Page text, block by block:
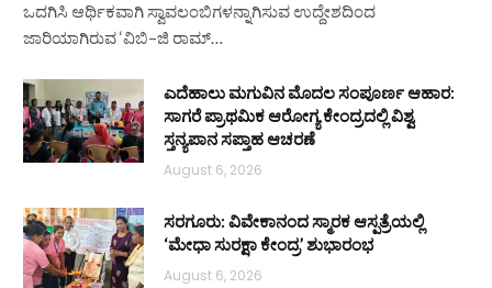
ಒದಗಿಸಿ ಆರ್ಥಿಕವಾಗಿ ಸ್ವಾವಲಂಬಿಗಳನ್ನಾಗಿಸುವ ಉದ್ದೇಶದಿಂದ
ಜಾರಿಯಾಗಿರುವ ‘ವಿಬಿ–ಜಿ ರಾಮ್…
ಎದೆಹಾಲು ಮಗುವಿನ ಮೊದಲ ಸಂಪೂರ್ಣ ಆಹಾರ:
ಸಾಗರೆ ಪ್ರಾಥಮಿಕ ಆರೋಗ್ಯ ಕೇಂದ್ರದಲ್ಲಿ ವಿಶ್ವ
ಸ್ತನ್ಯಪಾನ ಸಪ್ತಾಹ ಆಚರಣೆ
August 6, 2026
ಸರಗೂರು: ವಿವೇಕಾನಂದ ಸ್ಮಾರಕ ಆಸ್ಪತ್ರೆಯಲ್ಲಿ
‘ಮೇಧಾ ಸುರಕ್ಷಾ ಕೇಂದ್ರ’ ಶುಭಾರಂಭ
August 6, 2026